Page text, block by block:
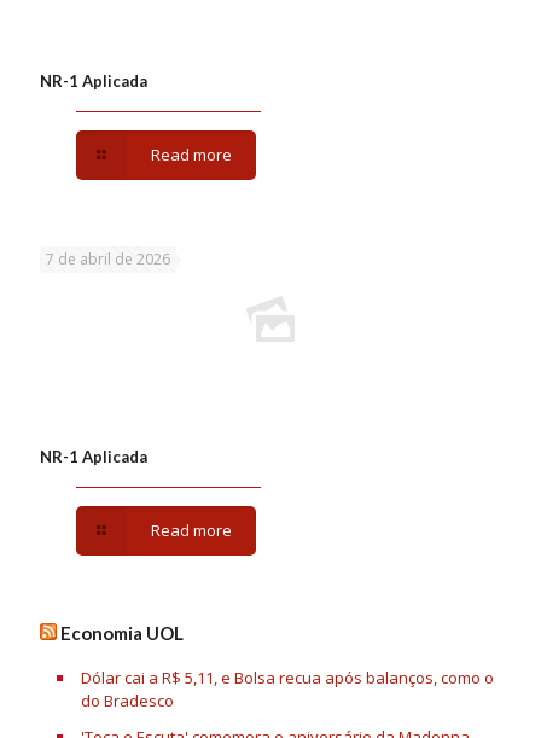
NR-1 Aplicada
Read more
7 de abril de 2026
NR-1 Aplicada
Read more
Economia UOL
Dólar cai a R$ 5,11, e Bolsa recua após balanços, como o
do Bradesco